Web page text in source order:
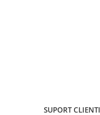
SUPORT CLIENTI